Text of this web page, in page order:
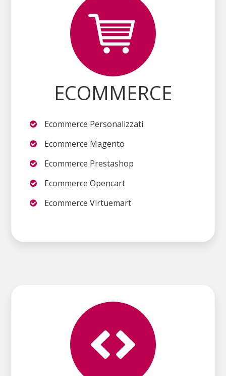
ECOMMERCE
Ecommerce Personalizzati
Ecommerce Magento
Ecommerce Prestashop
Ecommerce Opencart
Ecommerce Virtuemart